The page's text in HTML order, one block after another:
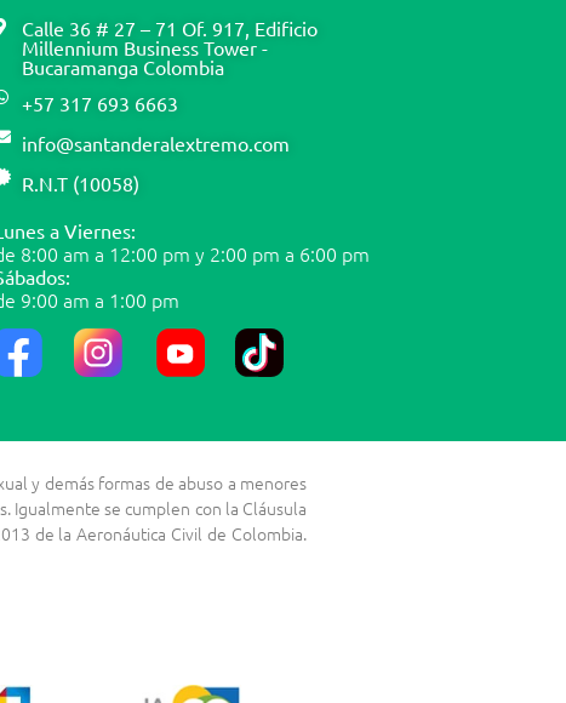
Calle 36 # 27 – 71 Of. 917, Edificio
Millennium Business Tower -
Bucaramanga Colombia
+57 317 693 6663
info@santanderalextremo.com
R.N.T (10058)
a Viernes:
8:00 am a 12:00 pm y 2:00 pm a 6:00 pm
9:00 am a 1:00 pm
y demás formas de abuso a menores
Igualmente se cumplen con la Cláusula
de la Aeronáutica Civil de Colombia.